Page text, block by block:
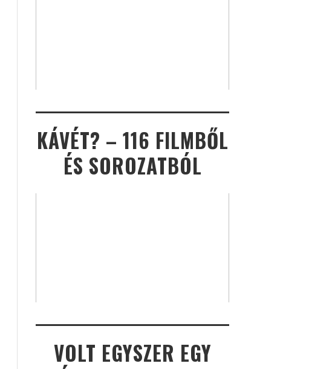
KÁVÉT? – 116 FILMBŐL
ÉS SOROZATBÓL
VOLT EGYSZER EGY